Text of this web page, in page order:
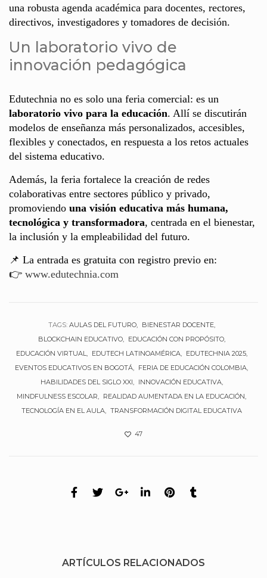
una robusta agenda académica para docentes, rectores,
directivos, investigadores y tomadores de decisión.
Un laboratorio vivo de
innovación pedagógica
Edutechnia no es solo una feria comercial: es un
laboratorio vivo para la educación. Allí se discutirán
modelos de enseñanza más personalizados, accesibles,
flexibles y conectados, en respuesta a los retos actuales
del sistema educativo.
Además, la feria fortalece la creación de redes
colaborativas entre sectores público y privado,
promoviendo una visión educativa más humana,
tecnológica y transformadora, centrada en el bienestar,
la inclusión y la empleabilidad del futuro.
📌 La entrada es gratuita con registro previo en:
👉 www.edutechnia.com
TAGS: AULAS DEL FUTURO
BIENESTAR DOCENTE
BLOCKCHAIN EDUCATIVO
EDUCACIÓN CON PROPÓSITO
EDUCACIÓN VIRTUAL
EDUTECH LATINOAMÉRICA
EDUTECHNIA 2025
EVENTOS EDUCATIVOS EN BOGOTÁ
FERIA DE EDUCACIÓN COLOMBIA
HABILIDADES DEL SIGLO XXI
INNOVACIÓN EDUCATIVA
MINDFULNESS ESCOLAR
REALIDAD AUMENTADA EN LA EDUCACIÓN
TECNOLOGÍA EN EL AULA
TRANSFORMACIÓN DIGITAL EDUCATIVA
47
ARTÍCULOS RELACIONADOS